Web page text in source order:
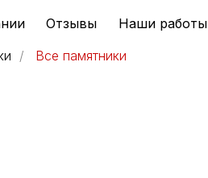
Отзывы Наши работы
/ Все памятники